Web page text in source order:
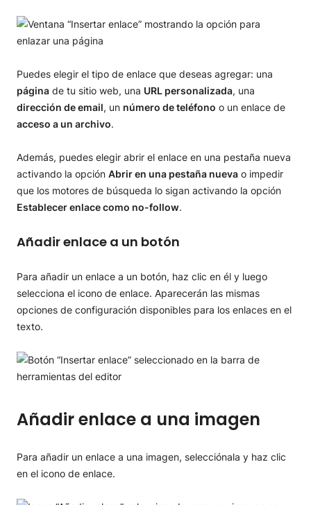
Puedes elegir el tipo de enlace que deseas agregar: una
página de tu sitio web, una URL personalizada, una
dirección de email, un número de teléfono o un enlace de
acceso a un archivo.
Además, puedes elegir abrir el enlace en una pestaña nueva
activando la opción Abrir en una pestaña nueva o impedir
que los motores de búsqueda lo sigan activando la opción
Establecer enlace como no-follow.
Añadir enlace a un botón
Para añadir un enlace a un botón, haz clic en él y luego
selecciona el icono de enlace. Aparecerán las mismas
opciones de configuración disponibles para los enlaces en el
texto.
Añadir enlace a una imagen
Para añadir un enlace a una imagen, selecciónala y haz clic
en el icono de enlace.